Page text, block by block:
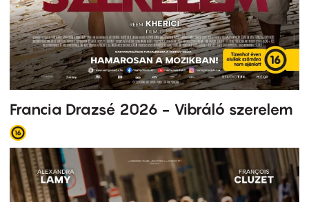
Francia Drazsé 2026 - Vibráló szerelem